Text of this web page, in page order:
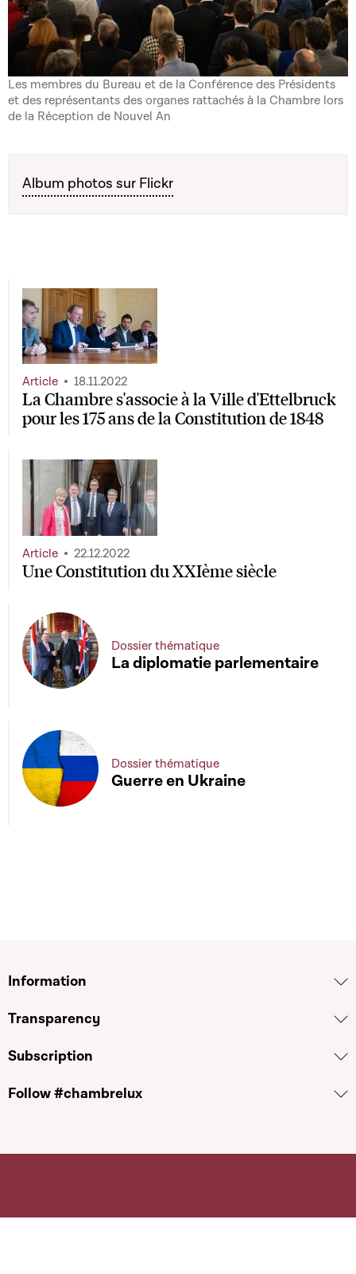
Les membres du Bureau et de la Conférence des Présidents
et des représentants des organes rattachés à la Chambre lors
de la Réception de Nouvel An
Album photos sur Flickr
La Chambre s'associe à la Ville d'Ettelbruck
pour les 175 ans de la Constitution de 1848
Article 18.11.2022
Une Constitution du XXIème siècle
Article 22.12.2022
La diplomatie parlementaire
Dossier thématique
Guerre en Ukraine
Dossier thématique
Information
Transparency
Subscription
Follow #chambrelux